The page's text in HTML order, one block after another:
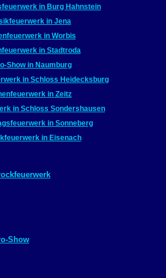
in Burg Hahnstein
in Jena
in Worbis
in Stadtroda
Show in Naumburg
in Schloss Heidecksburg
in Zeitz
in Schloss Sondershausen
in Sonneberg
in Eisenach
Show